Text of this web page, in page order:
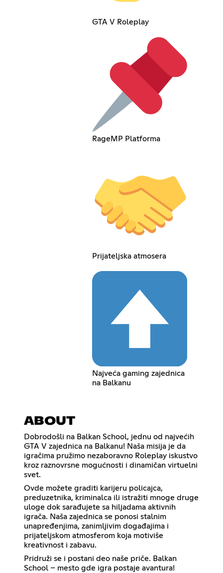
GTA V Roleplay
RageMP Platforma
Prijateljska atmosera
Najveća gaming zajednica
na Balkanu
ABOUT
Dobrodošli na Balkan School, jednu od najvećih
GTA V zajednica na Balkanu! Naša misija je da
igračima pružimo nezaboravno Roleplay iskustvo
kroz raznovrsne mogućnosti i dinamičan virtuelni
svet.
Ovde možete graditi karijeru policajca,
preduzetnika, kriminalca ili istražiti mnoge druge
uloge dok sarađujete sa hiljadama aktivnih
igrača. Naša zajednica se ponosi stalnim
unapređenjima, zanimljivim događajima i
prijateljskom atmosferom koja motiviše
kreativnost i zabavu.
Pridruži se i postani deo naše priče. Balkan
School – mesto gde igra postaje avantura!